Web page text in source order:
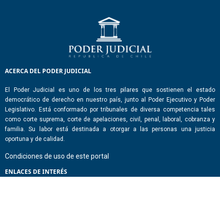
ACERCA DEL PODER JUDICIAL
El Poder Judicial es uno de los tres pilares que sostienen el estado
democrático de derecho en nuestro país, junto al Poder Ejecutivo y Poder
Legislativo. Está conformado por tribunales de diversa competencia tales
como corte suprema, corte de apelaciones, civil, penal, laboral, cobranza y
familia. Su labor está destinada a otorgar a las personas una justicia
oportuna y de calidad.
Condiciones de uso de este portal
ENLACES DE INTERÉS